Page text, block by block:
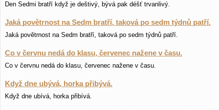
Den Sedmi bratří když je deštivý, bývá pak déšť trvanlivý.
Jaká povětrnost na Sedm bratří, taková po sedm týdnů patří.
Jaká povětrnost na Sedm bratří, taková po sedm týdnů patří.
Co v červnu nedá do klasu, červenec nažene v času.
Co v červnu nedá do klasu, červenec nažene v času.
Když dne ubývá, horka přibývá.
Když dne ubívá, horka přibívá.